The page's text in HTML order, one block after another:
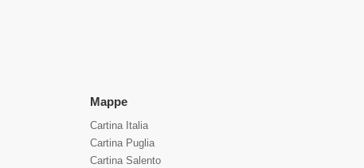
Mappe
Cartina Italia
Cartina Puglia
Cartina Salento